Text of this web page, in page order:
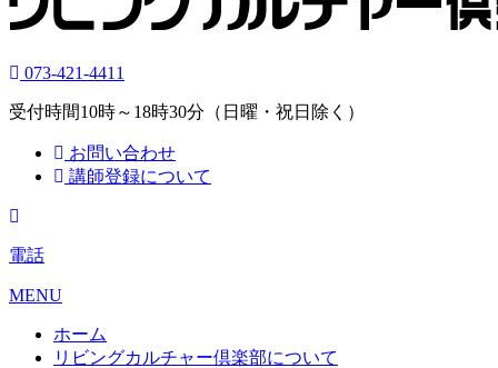
073-421-4411
受付時間10時～18時30分（日曜・祝日除く）
お問い合わせ
講師登録について
電話
MENU
ホーム
リビングカルチャー倶楽部について